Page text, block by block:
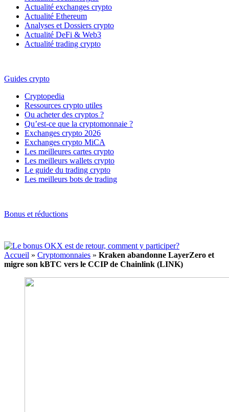
Actualité exchanges crypto
Actualité Ethereum
Analyses et Dossiers crypto
Actualité DeFi & Web3
Actualité trading crypto
Guides crypto
Cryptopedia
Ressources crypto utiles
Ou acheter des cryptos ?
Qu’est-ce que la cryptomonnaie ?
Exchanges crypto 2026
Exchanges crypto MiCA
Les meilleures cartes crypto
Les meilleurs wallets crypto
Le guide du trading crypto
Les meilleurs bots de trading
Bonus et réductions
Accueil » Cryptomonnaies » Kraken abandonne LayerZero et
migre son kBTC vers le CCIP de Chainlink (LINK)